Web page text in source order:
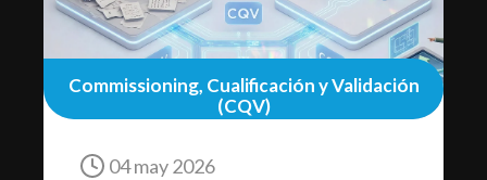
Commissioning, Cualificación y Validación
(CQV)
04 may 2026